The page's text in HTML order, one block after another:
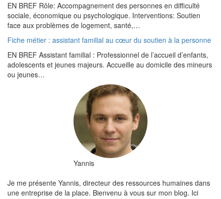
EN BREF Rôle: Accompagnement des personnes en difficulté
sociale, économique ou psychologique. Interventions: Soutien
face aux problèmes de logement, santé,…
Fiche métier : assistant familial au cœur du soutien à la personne
EN BREF Assistant familial : Professionnel de l’accueil d’enfants,
adolescents et jeunes majeurs. Accueille au domicile des mineurs
ou jeunes…
Yannis
Je me présente Yannis, directeur des ressources humaines dans
une entreprise de la place. Bienvenu à vous sur mon blog. Ici